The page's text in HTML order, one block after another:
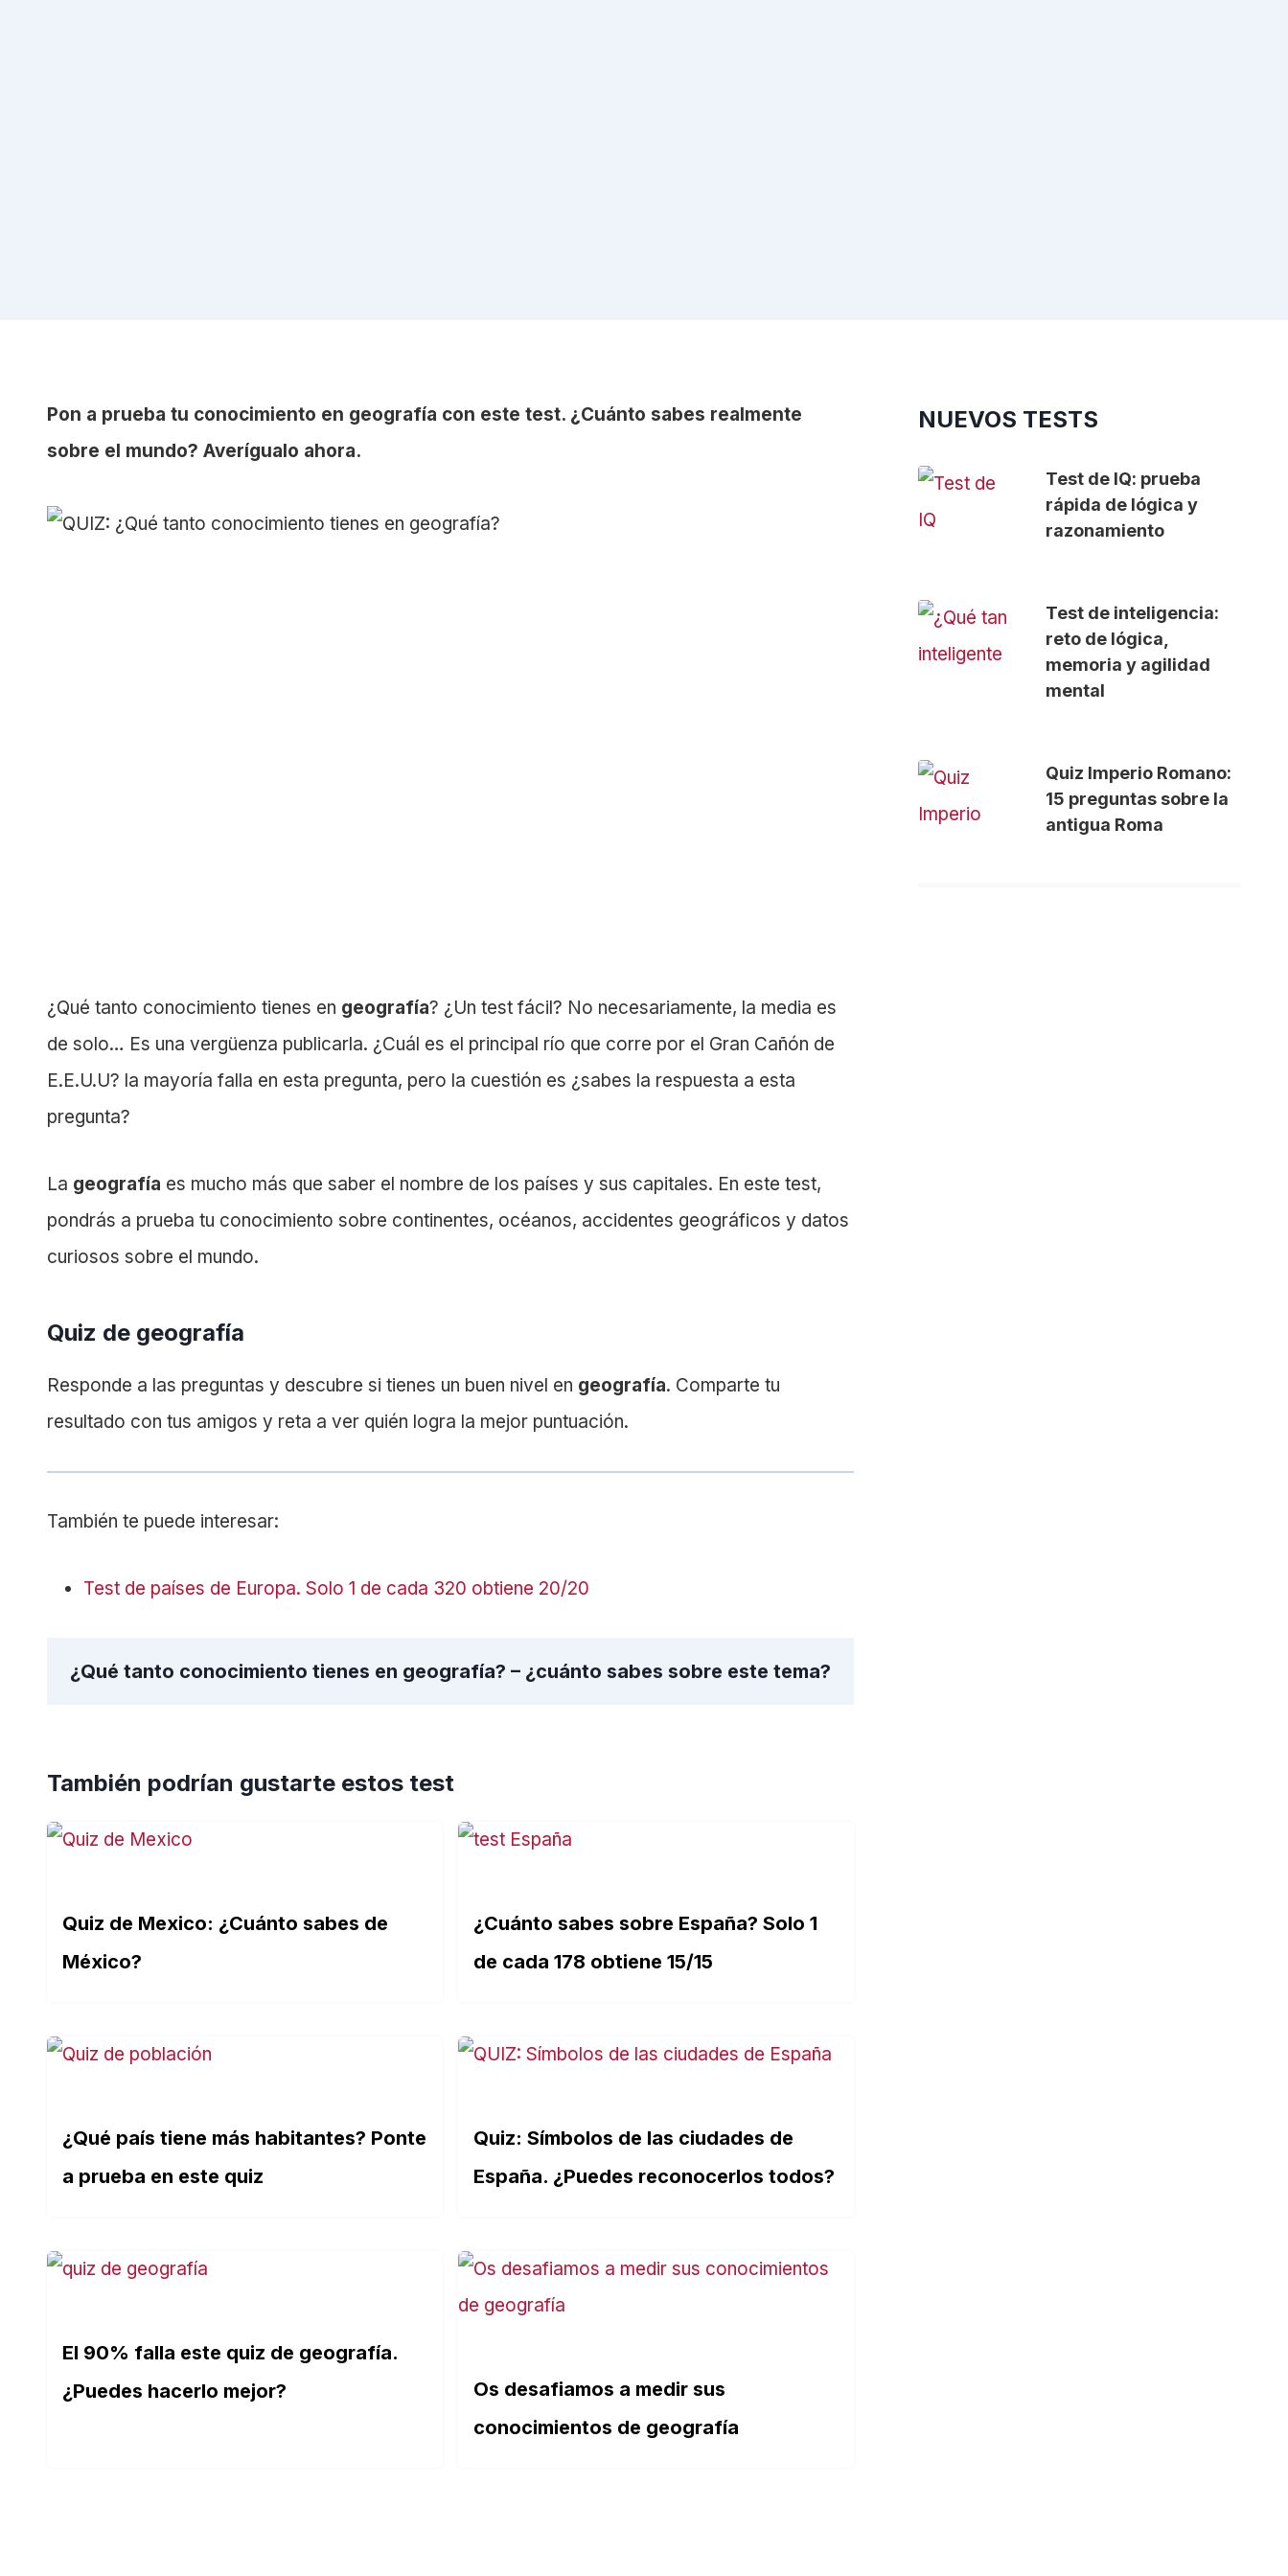
Pon a prueba tu conocimiento en geografía con este test. ¿Cuánto sabes realmente
sobre el mundo? Averígualo ahora.
¿Qué tanto conocimiento tienes en geografía? ¿Un test fácil? No necesariamente, la media es
de solo… Es una vergüenza publicarla. ¿Cuál es el principal río que corre por el Gran Cañón de
E.E.U.U? la mayoría falla en esta pregunta, pero la cuestión es ¿sabes la respuesta a esta
pregunta?
La geografía es mucho más que saber el nombre de los países y sus capitales. En este test,
pondrás a prueba tu conocimiento sobre continentes, océanos, accidentes geográficos y datos
curiosos sobre el mundo.
Quiz de geografía
Responde a las preguntas y descubre si tienes un buen nivel en geografía. Comparte tu
resultado con tus amigos y reta a ver quién logra la mejor puntuación.
También te puede interesar:
Test de países de Europa. Solo 1 de cada 320 obtiene 20/20
¿Qué tanto conocimiento tienes en geografía? – ¿cuánto sabes sobre este tema?
También podrían gustarte estos test
Quiz de Mexico: ¿Cuánto sabes de
México?
¿Cuánto sabes sobre España? Solo 1
de cada 178 obtiene 15/15
¿Qué país tiene más habitantes? Ponte
a prueba en este quiz
Quiz: Símbolos de las ciudades de
España. ¿Puedes reconocerlos todos?
El 90% falla este quiz de geografía.
¿Puedes hacerlo mejor?
Os desafiamos a medir sus
conocimientos de geografía
NUEVOS TESTS
Test de IQ: prueba
rápida de lógica y
razonamiento
Test de inteligencia:
reto de lógica,
memoria y agilidad
mental
Quiz Imperio Romano:
15 preguntas sobre la
antigua Roma